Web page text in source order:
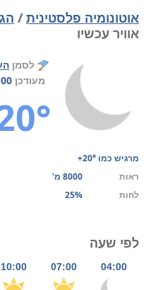
אוטונומיה פלסטינית/
אוויר עכשיו
לסמן
מעודכן
מרגיש כמו +20°
ראות
8000 מ'
לחות
25%
לפי שעה
04:00
07:00
10:00